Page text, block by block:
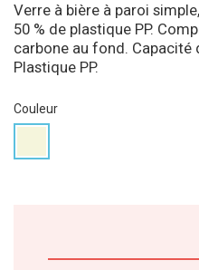
Verre à bière à paroi
50 % de plastique PP.
carbone au fond. Capacité
Plastique PP.
Couleur